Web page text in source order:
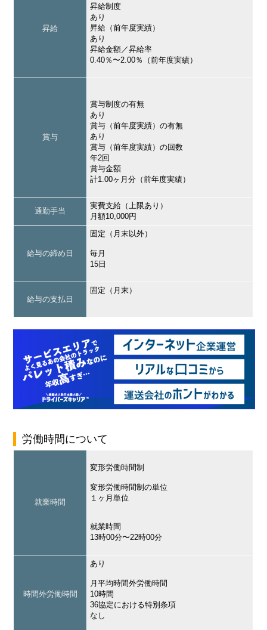
昇給
昇給制度
あり
昇給（前年度実績）
あり
昇給金額／昇給率
0.40％〜2.00％（前年度実績）
賞与
賞与制度の有無
あり
賞与（前年度実績）の有無
あり
賞与（前年度実績）の回数
年2回
賞与金額
計1.00ヶ月分（前年度実績）
通勤手当
実費支給（上限あり）
月額10,000円
給与の締め日
固定（月末以外）
毎月
15日
給与の支払日
固定（月末）
労働時間について
就業時間
変形労働時間制
変形労働時間制の単位
１ヶ月単位
就業時間
13時00分〜22時00分
時間外労働時間
あり
月平均時間外労働時間
10時間
36協定における特別条項
なし